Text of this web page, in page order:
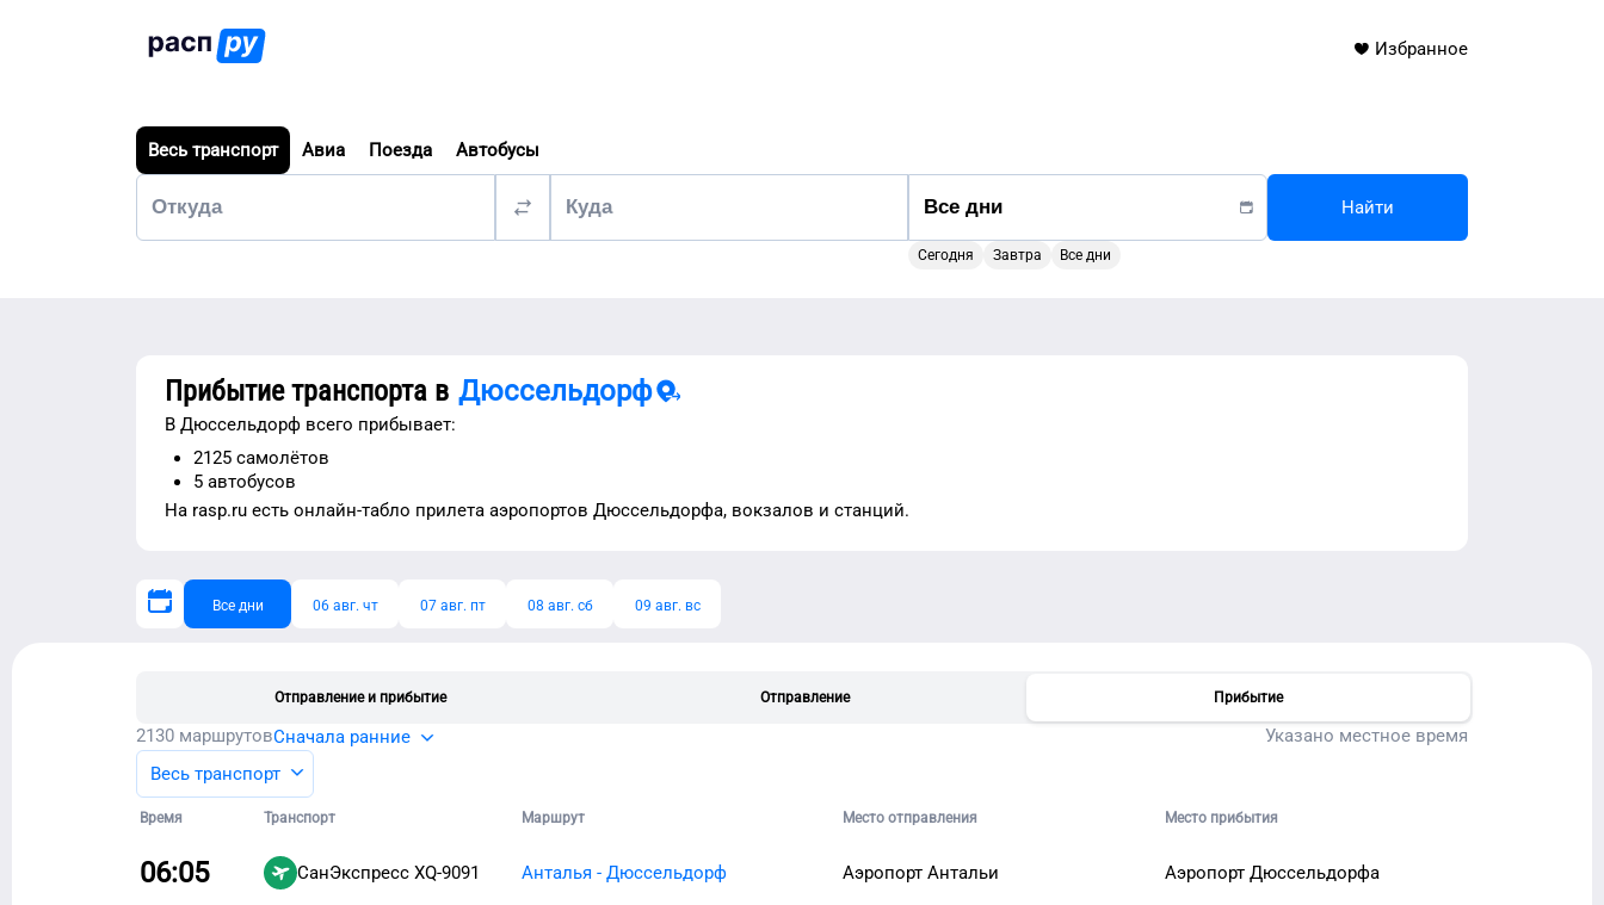
Избранное
Весь транспорт Авиа Поезда Автобусы
Сегодня Завтра Все дни
Найти
Прибытие транспорта в Дюссельдорф
В Дюссельдорф всего прибывает:
2125 самолётов
5 автобусов
На rasp.ru есть онлайн-табло прилета аэропортов Дюссельдорфа, вокзалов и станций.
Все дни 06 авг. чт 07 авг. пт 08 авг. сб 09 авг. вс
Отправление и прибытие Отправление Прибытие
2130 маршрутовСначала ранние
Указано местное время
Весь транспорт
Время Транспорт Маршрут Место отправления Место прибытия
06:05 СанЭкспресс XQ-9091 Анталья - Дюссельдорф Аэропорт Антальи Аэропорт Дюссельдорфа